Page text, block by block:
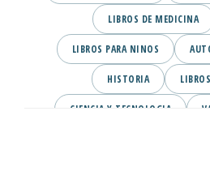
LIBROS DE MEDICINA
LIBROS PARA NINOS
HISTORIA
CIENCIA Y TECNOLOGIA